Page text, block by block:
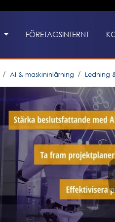
FÖRETAGSINTERNT
AI & maskininlärning Ledning